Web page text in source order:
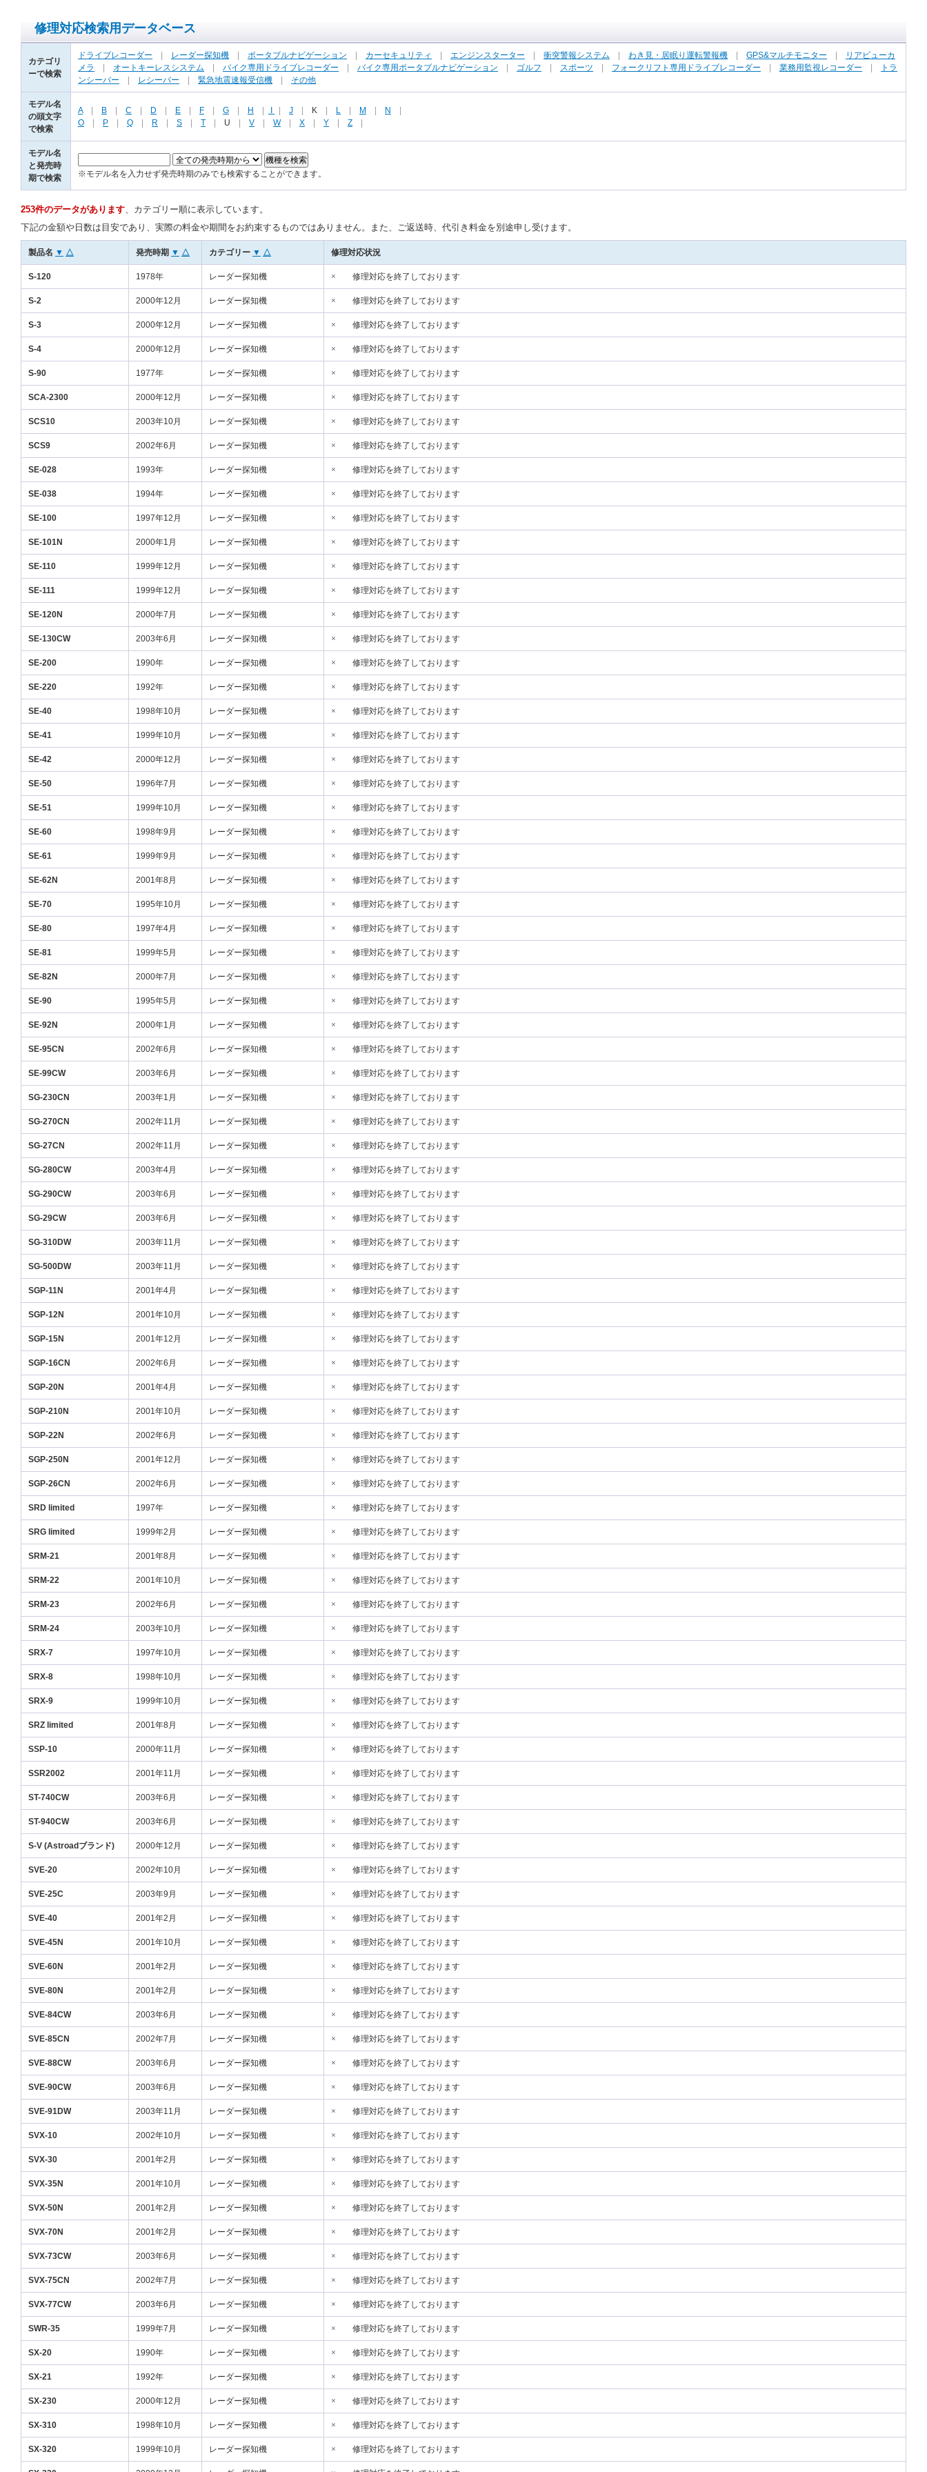
修理対応検索用データベース
カテゴリ
ーで検索
ドライブレコーダー レーダー探知機 ポータブルナビゲーション カーセキュリティ エンジンスターター 衝突警報システム わき見・居眠り運転警報機 GPS&マルチモニター
リアビューカ
メラ
オートキーレスシステム バイク専用ドライブレコーダー バイク専用ポータブルナビゲーション ゴルフ スポーツ フォークリフト専用ドライブレコーダー 業務用監視レコーダー
トラ
ンシーバー
レシーバー 緊急地震速報受信機 その他
モデル名
の頭文字
で検索
A| B C D E F G H J K L M N
O
P Q R S T U V W| X Y Z
モデル名
と発売時
期で検索
※モデル名を入力せず発売時期のみでも検索することができます。
253件のデータがあります、カテゴリー順に表示しています。
下記の金額や日数は目安であり、実際の料金や期間をお約束するものではありません。また、ご返送時、代引き料金を別途申し受けます。
製品名 ▼ △ 発売時期 ▼ △ カテゴリー ▼ △ 修理対応状況
S-120 1978年 レーダー探知機 × 修理対応を終了しております
S-2 2000年12月 レーダー探知機 × 修理対応を終了しております
S-3 2000年12月 レーダー探知機 × 修理対応を終了しております
S-4 2000年12月 レーダー探知機 × 修理対応を終了しております
S-90 1977年 レーダー探知機 × 修理対応を終了しております
SCA-2300 2000年12月 レーダー探知機 × 修理対応を終了しております
SCS10 2003年10月 レーダー探知機 × 修理対応を終了しております
SCS9 2002年6月 レーダー探知機 × 修理対応を終了しております
SE-028 1993年 レーダー探知機 × 修理対応を終了しております
SE-038 1994年 レーダー探知機 × 修理対応を終了しております
SE-100 1997年12月 レーダー探知機 × 修理対応を終了しております
SE-101N 2000年1月 レーダー探知機 × 修理対応を終了しております
SE-110 1999年12月 レーダー探知機 × 修理対応を終了しております
SE-111 1999年12月 レーダー探知機 × 修理対応を終了しております
SE-120N 2000年7月 レーダー探知機 × 修理対応を終了しております
SE-130CW 2003年6月 レーダー探知機 × 修理対応を終了しております
SE-200 1990年 レーダー探知機 × 修理対応を終了しております
SE-220 1992年 レーダー探知機 × 修理対応を終了しております
SE-40 1998年10月 レーダー探知機 × 修理対応を終了しております
SE-41 1999年10月 レーダー探知機 × 修理対応を終了しております
SE-42 2000年12月 レーダー探知機 × 修理対応を終了しております
SE-50 1996年7月 レーダー探知機 × 修理対応を終了しております
SE-51 1999年10月 レーダー探知機 × 修理対応を終了しております
SE-60 1998年9月 レーダー探知機 × 修理対応を終了しております
SE-61 1999年9月 レーダー探知機 × 修理対応を終了しております
SE-62N 2001年8月 レーダー探知機 × 修理対応を終了しております
SE-70 1995年10月 レーダー探知機 × 修理対応を終了しております
SE-80 1997年4月 レーダー探知機 × 修理対応を終了しております
SE-81 1999年5月 レーダー探知機 × 修理対応を終了しております
SE-82N 2000年7月 レーダー探知機 × 修理対応を終了しております
SE-90 1995年5月 レーダー探知機 × 修理対応を終了しております
SE-92N 2000年1月 レーダー探知機 × 修理対応を終了しております
SE-95CN 2002年6月 レーダー探知機 × 修理対応を終了しております
SE-99CW 2003年6月 レーダー探知機 × 修理対応を終了しております
SG-230CN 2003年1月 レーダー探知機 × 修理対応を終了しております
SG-270CN 2002年11月 レーダー探知機 × 修理対応を終了しております
SG-27CN 2002年11月 レーダー探知機 × 修理対応を終了しております
SG-280CW 2003年4月 レーダー探知機 × 修理対応を終了しております
SG-290CW 2003年6月 レーダー探知機 × 修理対応を終了しております
SG-29CW 2003年6月 レーダー探知機 × 修理対応を終了しております
SG-310DW 2003年11月 レーダー探知機 × 修理対応を終了しております
SG-500DW 2003年11月 レーダー探知機 × 修理対応を終了しております
SGP-11N 2001年4月 レーダー探知機 × 修理対応を終了しております
SGP-12N 2001年10月 レーダー探知機 × 修理対応を終了しております
SGP-15N 2001年12月 レーダー探知機 × 修理対応を終了しております
SGP-16CN 2002年6月 レーダー探知機 × 修理対応を終了しております
SGP-20N 2001年4月 レーダー探知機 × 修理対応を終了しております
SGP-210N 2001年10月 レーダー探知機 × 修理対応を終了しております
SGP-22N 2002年6月 レーダー探知機 × 修理対応を終了しております
SGP-250N 2001年12月 レーダー探知機 × 修理対応を終了しております
SGP-26CN 2002年6月 レーダー探知機 × 修理対応を終了しております
SRD limited 1997年 レーダー探知機 × 修理対応を終了しております
SRG limited 1999年2月 レーダー探知機 × 修理対応を終了しております
SRM-21 2001年8月 レーダー探知機 × 修理対応を終了しております
SRM-22 2001年10月 レーダー探知機 × 修理対応を終了しております
SRM-23 2002年6月 レーダー探知機 × 修理対応を終了しております
SRM-24 2003年10月 レーダー探知機 × 修理対応を終了しております
SRX-7 1997年10月 レーダー探知機 × 修理対応を終了しております
SRX-8 1998年10月 レーダー探知機 × 修理対応を終了しております
SRX-9 1999年10月 レーダー探知機 × 修理対応を終了しております
SRZ limited 2001年8月 レーダー探知機 × 修理対応を終了しております
SSP-10 2000年11月 レーダー探知機 × 修理対応を終了しております
SSR2002 2001年11月 レーダー探知機 × 修理対応を終了しております
ST-740CW 2003年6月 レーダー探知機 × 修理対応を終了しております
ST-940CW 2003年6月 レーダー探知機 × 修理対応を終了しております
S-V (Astroadブランド) 2000年12月 レーダー探知機 × 修理対応を終了しております
SVE-20 2002年10月 レーダー探知機 × 修理対応を終了しております
SVE-25C 2003年9月 レーダー探知機 × 修理対応を終了しております
SVE-40 2001年2月 レーダー探知機 × 修理対応を終了しております
SVE-45N 2001年10月 レーダー探知機 × 修理対応を終了しております
SVE-60N 2001年2月 レーダー探知機 × 修理対応を終了しております
SVE-80N 2001年2月 レーダー探知機 × 修理対応を終了しております
SVE-84CW 2003年6月 レーダー探知機 × 修理対応を終了しております
SVE-85CN 2002年7月 レーダー探知機 × 修理対応を終了しております
SVE-88CW 2003年6月 レーダー探知機 × 修理対応を終了しております
SVE-90CW 2003年6月 レーダー探知機 × 修理対応を終了しております
SVE-91DW 2003年11月 レーダー探知機 × 修理対応を終了しております
SVX-10 2002年10月 レーダー探知機 × 修理対応を終了しております
SVX-30 2001年2月 レーダー探知機 × 修理対応を終了しております
SVX-35N 2001年10月 レーダー探知機 × 修理対応を終了しております
SVX-50N 2001年2月 レーダー探知機 × 修理対応を終了しております
SVX-70N 2001年2月 レーダー探知機 × 修理対応を終了しております
SVX-73CW 2003年6月 レーダー探知機 × 修理対応を終了しております
SVX-75CN 2002年7月 レーダー探知機 × 修理対応を終了しております
SVX-77CW 2003年6月 レーダー探知機 × 修理対応を終了しております
SWR-35 1999年7月 レーダー探知機 × 修理対応を終了しております
SX-20 1990年 レーダー探知機 × 修理対応を終了しております
SX-21 1992年 レーダー探知機 × 修理対応を終了しております
SX-230 2000年12月 レーダー探知機 × 修理対応を終了しております
SX-310 1998年10月 レーダー探知機 × 修理対応を終了しております
SX-320 1999年10月 レーダー探知機 × 修理対応を終了しております